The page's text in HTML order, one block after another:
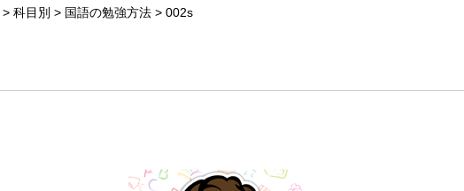
> 科目別 > 国語の勉強方法 > 002s